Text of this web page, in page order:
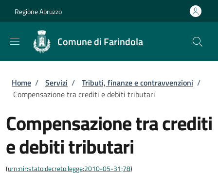
Regione Abruzzo
Comune di Farindola
Briciole di pane
Home / Servizi / Tributi, finanze e contravvenzioni /
Compensazione tra crediti e debiti tributari
Compensazione tra crediti
e debiti tributari
(urn:nir:stato:decreto.legge:2010-05-31;78)